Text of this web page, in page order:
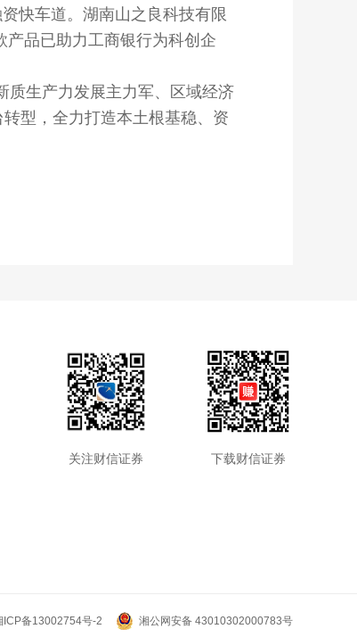
快车道。湖南山之良科技有限
产品已助力工商银行为科创企
质生产力发展主力军、区域经济
型，全力打造本土根基稳、资
关注财信证券 下载财信证券
ICP备13002754号-2 湘公网安备 43010302000783号